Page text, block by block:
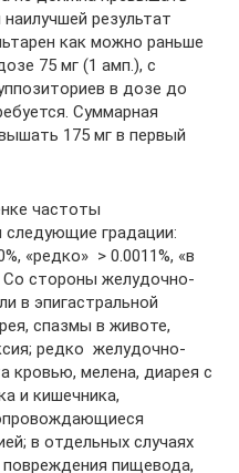
результат
как можно раньше
75 мг (1 амп.), с
в дозе до
Суммарная
175 мг в первый
частоты
следующие градации:
«редко»  > 0.0011%, «в
Со стороны желудочно-
в эпигастральной
спазмы в животе,
редко  желудочно-
кровью, мелена, диарея с
и кишечника,
в отдельных случаях
пищевода,